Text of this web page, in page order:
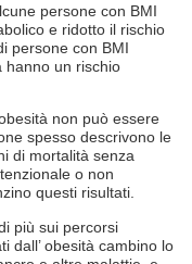
persone con BMI
e ridotto il rischio
persone con BMI
hanno un rischio
non può essere
spesso descrivono le
di mortalità senza
o non
questi risultati.
più sui percorsi
dall’ obesità cambino lo